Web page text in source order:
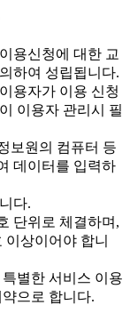
용신청에 대한 교
하여 성립됩니다.
용자가 이용 신청
이용자 관리시 필
보원의 컴퓨터 등
데이터를 입력하
다.
단위로 체결하며,
상이어야 합니
별한 서비스 이용
으로 합니다.